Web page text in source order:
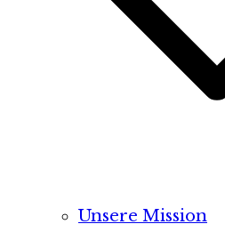
Unsere Mission